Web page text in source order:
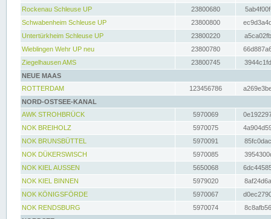
Rockenau Schleuse UP
23800680
Schwabenheim Schleuse UP
23800800
Untertürkheim Schleuse UP
23800220
Wieblingen Wehr UP neu
23800780
Ziegelhausen AMS
23800745
NEUE MAAS
ROTTERDAM
123456786
NORD-OSTSEE-KANAL
AWK STROHBRÜCK
5970069
NOK BREIHOLZ
5970075
NOK BRUNSBÜTTEL
5970091
NOK DÜKERSWISCH
5970085
NOK KIEL AUSSEN
5650068
NOK KIEL BINNEN
5979020
NOK KÖNIGSFÖRDE
5970067
NOK RENDSBURG
5970074